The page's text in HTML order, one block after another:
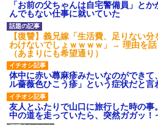
【衝撃】報酬100万円超の治験
募集がこちらｗｗｗｗｗ(※画像
あり)
【ネット騒然】惨殺されたタ
ワマン頂き女子のこの動画、す
げえええええｗｗｗｗｗｗｗｗ
ｗｗｗ
【愕然】白のクラウン俺氏、
高速道路左車線を制限速度で走
った結果wwwwwwwwwwww
百年の恋12-899 食べた量を
張り合ってくる
「お前の父ちゃんは自宅警備員」と
んでもない仕事に就いていた
【復讐】義兄嫁「生活費、足りない
わけないでしょｗｗｗｗ」→ 理由を
（あまりにも希望通り）
体中に赤い蕁麻疹みたいなのができ
ル薔薇色ひこう疹」という症状だと言
友人とふたりで山口に旅行した時の
中の道を走っていたら、突然ガガッ